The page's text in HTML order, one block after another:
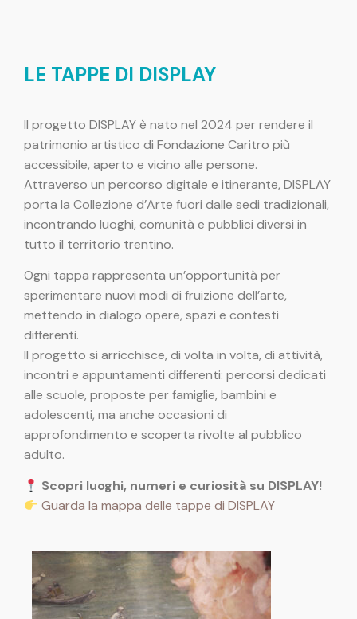
LE TAPPE DI DISPLAY
Il progetto DISPLAY è nato nel 2024 per rendere il
patrimonio artistico di Fondazione Caritro più
accessibile, aperto e vicino alle persone.
Attraverso un percorso digitale e itinerante, DISPLAY
porta la Collezione d’Arte fuori dalle sedi tradizionali,
incontrando luoghi, comunità e pubblici diversi in
tutto il territorio trentino.
Ogni tappa rappresenta un’opportunità per
sperimentare nuovi modi di fruizione dell’arte,
mettendo in dialogo opere, spazi e contesti
differenti.
Il progetto si arricchisce, di volta in volta, di attività,
incontri e appuntamenti differenti: percorsi dedicati
alle scuole, proposte per famiglie, bambini e
adolescenti, ma anche occasioni di
approfondimento e scoperta rivolte al pubblico
adulto.
Scopri luoghi, numeri e curiosità su DISPLAY!
Guarda la mappa delle tappe di DISPLAY